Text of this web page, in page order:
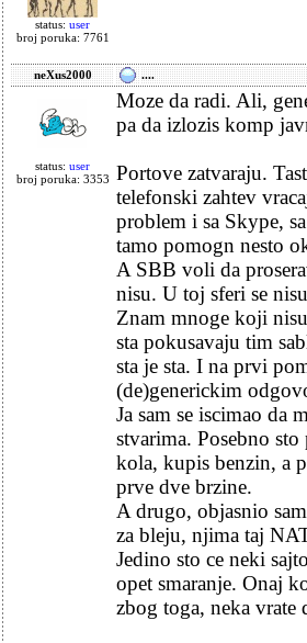
status: user
broj poruka: 7761
neXus2000 ....
status: user
broj poruka: 3353
Moze da radi. Ali,
pa da izlozis komp
Portove zatvaraju.
telefonski zahtev
problem i sa Skype,
tamo pomogn nesto
A SBB voli da
nisu. U toj sferi se
Znam mnoge koji
sta pokusavaju tim
sta je sta. I na prvi
(de)generickim
Ja sam se iscimao da
stvarima. Posebno
kola, kupis benzin, a
prve dve brzine.
A drugo, objasnio
za bleju, njima taj
Jedino sto ce neki
opet smaranje. Onaj
zbog toga, neka vrate